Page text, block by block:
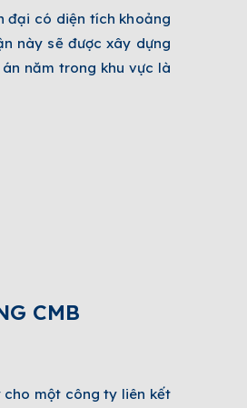
đại có diện tích khoảng
này sẽ được xây dựng
năm trong khu vực là
CMB
một công ty liên kết